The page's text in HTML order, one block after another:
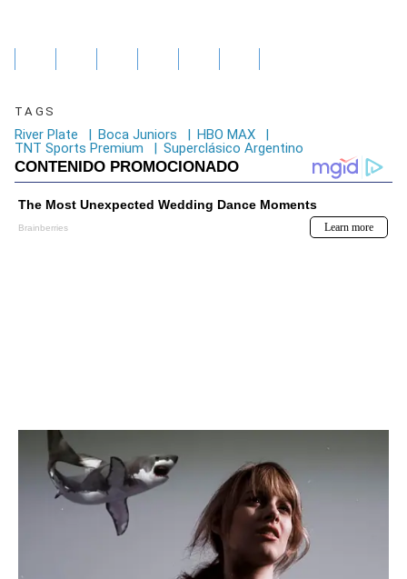
TAGS
River Plate | Boca Juniors | HBO MAX
|
TNT Sports Premium
| Superclásico Argentino